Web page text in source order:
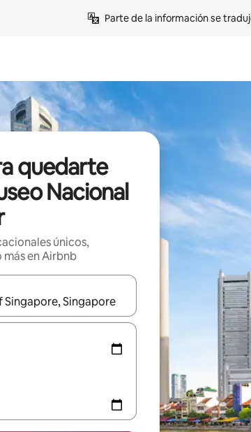
Parte de la información se
quedarte
Nacional
únicos,
en Airbnb
disponibles, navega con las teclas de flecha